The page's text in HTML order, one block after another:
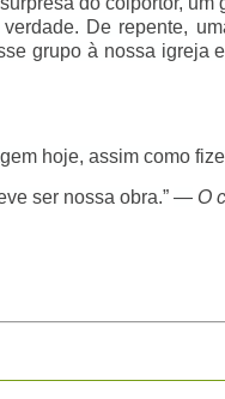
De repente,
grupo à nossa igreja
hoje, assim como
ser nossa obra.” — O